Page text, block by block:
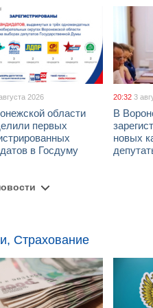
2026
области
первых
в Госдуму
20:32 3
В
новых
Страхование